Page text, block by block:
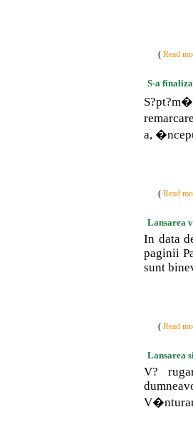
( Read
S-a
a,
( Read
Lansarea
In data
paginii
sunt
( Read
Lansarea
V?